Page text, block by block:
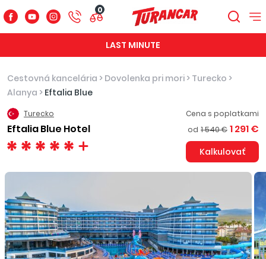
0
LAST MINUTE
Cestovná kancelária > Dovolenka pri mori > Turecko >
Alanya > Eftalia Blue
Turecko
Eftalia Blue Hotel
Cena s poplatkami
od 1 540 € 1 291 €
Kalkulovať